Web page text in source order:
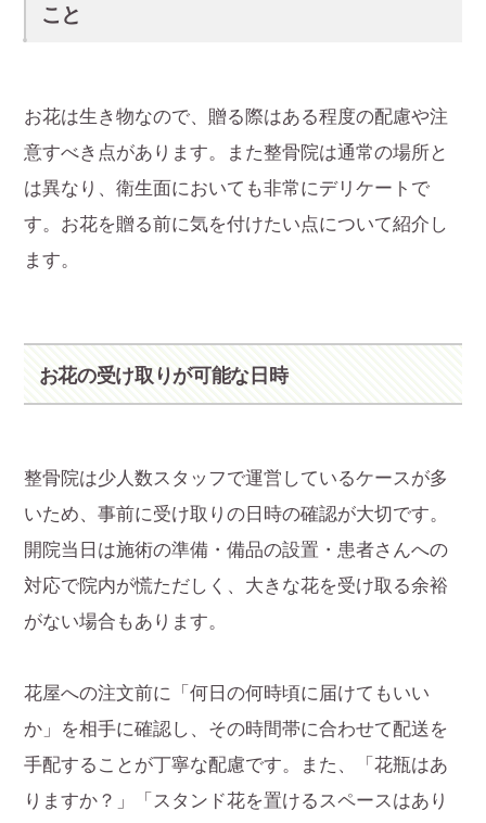
こと
お花は生き物なので、贈る際はある程度の配慮や注
意すべき点があります。また整骨院は通常の場所と
は異なり、衛生面においても非常にデリケートで
す。お花を贈る前に気を付けたい点について紹介し
ます。
お花の受け取りが可能な日時
整骨院は少人数スタッフで運営しているケースが多
いため、事前に受け取りの日時の確認が大切です。
開院当日は施術の準備・備品の設置・患者さんへの
対応で院内が慌ただしく、大きな花を受け取る余裕
がない場合もあります。
花屋への注文前に「何日の何時頃に届けてもいい
か」を相手に確認し、その時間帯に合わせて配送を
手配することが丁寧な配慮です。また、「花瓶はあ
りますか？」「スタンド花を置けるスペースはあり